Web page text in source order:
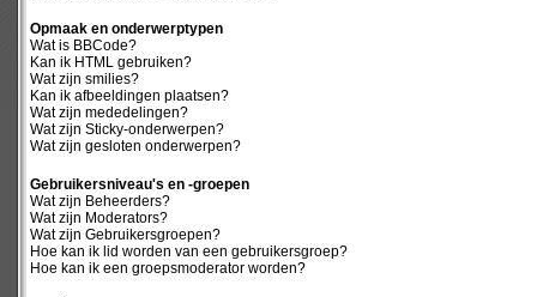
Opmaak en onderwerptypen
Wat is BBCode?
Kan ik HTML gebruiken?
Wat zijn smilies?
Kan ik afbeeldingen plaatsen?
Wat zijn mededelingen?
Wat zijn Sticky-onderwerpen?
Wat zijn gesloten onderwerpen?
Gebruikersniveau's en -groepen
Wat zijn Beheerders?
Wat zijn Moderators?
Wat zijn Gebruikersgroepen?
Hoe kan ik lid worden van een gebruikersgroep?
Hoe kan ik een groepsmoderator worden?